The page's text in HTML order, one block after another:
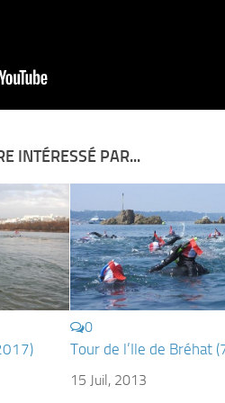
INTÉRESSÉ PAR...
0
Tour de l’Ile de Bréhat
15 Juil, 2013